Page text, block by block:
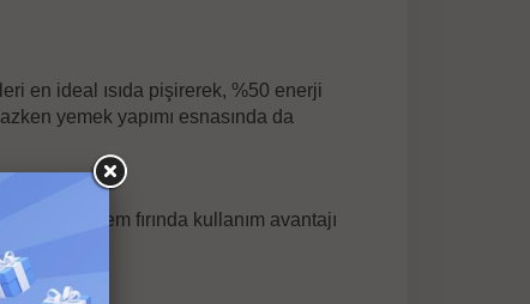
en ideal ısıda pişirerek, %50 enerji
yemek yapımı esnasında da
ocakta hem fırında kullanım avantajı